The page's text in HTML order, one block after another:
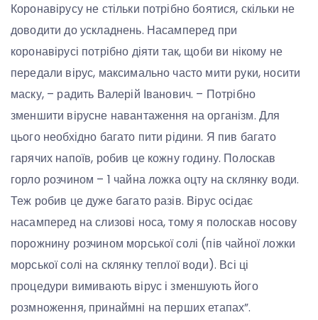
Коронавірусу не стільки потрібно боятися, скільки не
доводити до ускладнень. Насамперед при
коронавірусі потрібно діяти так, щоби ви нікому не
передали вірус, максимально часто мити руки, носити
маску, – радить Валерій Іванович. – Потрібно
зменшити вірусне навантаження на організм. Для
цього необхідно багато пити рідини. Я пив багато
гарячих напоїв, робив це кожну годину. Полоскав
горло розчином – 1 чайна ложка оцту на склянку води.
Теж робив це дуже багато разів. Вірус осідає
насамперед на слизові носа, тому я полоскав носову
порожнину розчином морської солі (пів чайної ложки
морської солі на склянку теплої води). Всі ці
процедури вимивають вірус і зменшують його
розмноження, принаймні на перших етапах”.